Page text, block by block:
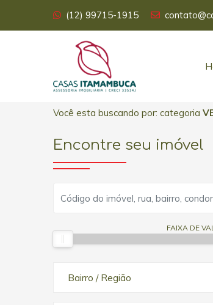
(12) 99715-1915
Você esta buscando por: categoria
Encontre seu imóvel
FAIXA DE
Bairro / Região